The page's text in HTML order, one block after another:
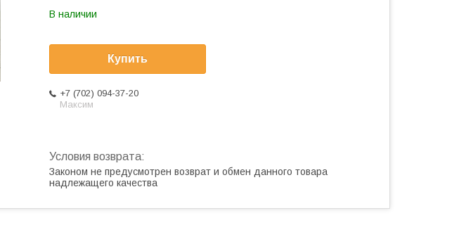
В наличии
Купить
+7 (702) 094-37-20
Максим
Законом не предусмотрен возврат и обмен данного товара
надлежащего качества